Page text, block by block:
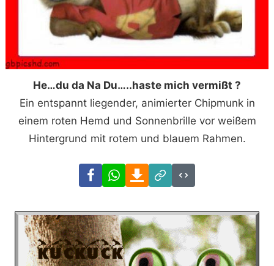
He…du da Na Du…..haste mich vermißt ?
Ein entspannt liegender, animierter Chipmunk in
einem roten Hemd und Sonnenbrille vor weißem
Hintergrund mit rotem und blauem Rahmen.
FacebookWhatsAppDownload
Link
Code